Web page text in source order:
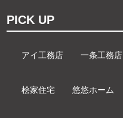
PICK UP
アイ工務店 一条工務店
桧家住宅 悠悠ホーム